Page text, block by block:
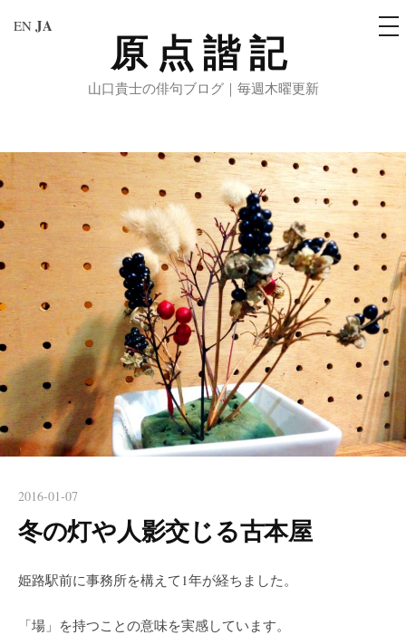
キ
ッ
プ
原点諧記
山口貴士の俳句ブログ｜毎週木曜更新
メ
ニ
2016-01-07
冬の灯や人影交じる古本屋
姫路駅前に事務所を構えて1年が経ちました。
「場」を持つことの意味を実感しています。
EN JA